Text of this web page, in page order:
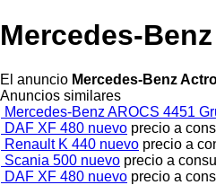
Mercedes-
El anuncio Mercedes-Benz
Anuncios similares
Mercedes-Benz AROCS 4451
DAF XF 480 nuevo precio a
Renault K 440 nuevo precio a
Scania 500 nuevo precio a
DAF XF 480 nuevo precio a